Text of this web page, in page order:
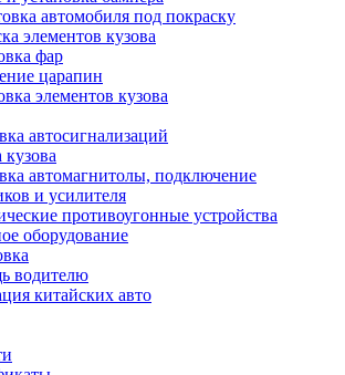
автомобиля под покраску
элементов кузова
фар
царапин
элементов кузова
автосигнализаций
автомагнитолы, подключение
и усилителя
противоугонные устройства
оборудование
водителю
китайских авто